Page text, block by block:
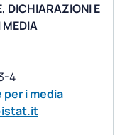
DICHIARAZIONI E
i media